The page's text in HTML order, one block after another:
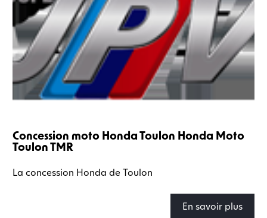
Concession moto Honda Toulon Honda Moto
Toulon TMR
La concession Honda de Toulon
En savoir plus